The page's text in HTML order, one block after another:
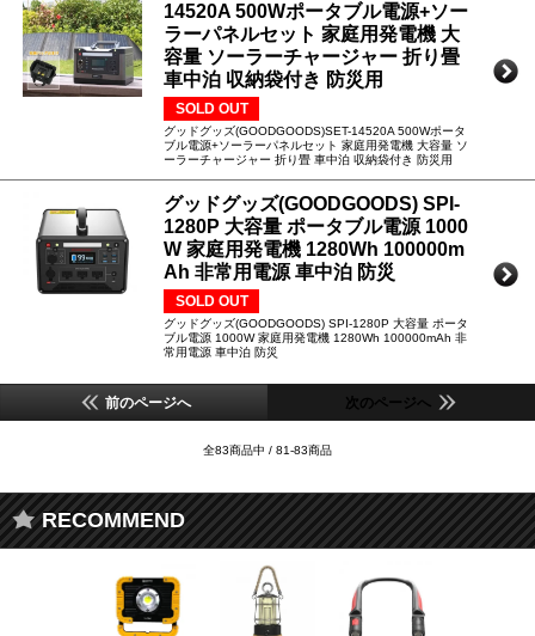
14520A 500Wポータブル電源+ソー
ラーパネルセット 家庭用発電機 大
容量 ソーラーチャージャー 折り畳
車中泊 収納袋付き 防災用
SOLD OUT
グッドグッズ(GOODGOODS)SET-14520A 500Wポータ
ブル電源+ソーラーパネルセット 家庭用発電機 大容量 ソ
ーラーチャージャー 折り畳 車中泊 収納袋付き 防災用
グッドグッズ(GOODGOODS) SPI-
1280P 大容量 ポータブル電源 1000
W 家庭用発電機 1280Wh 100000m
Ah 非常用電源 車中泊 防災
SOLD OUT
グッドグッズ(GOODGOODS) SPI-1280P 大容量 ポータ
ブル電源 1000W 家庭用発電機 1280Wh 100000mAh 非
常用電源 車中泊 防災
前のページへ 次のページへ
全83商品中 / 81-83商品
RECOMMEND